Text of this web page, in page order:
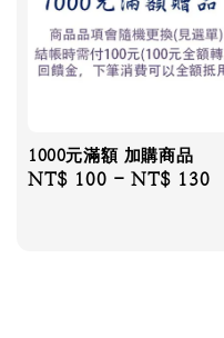
1000元滿額 加購商品
Regular
NT$ 100 -NT$ 130